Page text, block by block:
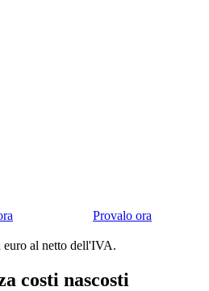
Provalo ora
euro al netto dell'IVA.
costi nascosti